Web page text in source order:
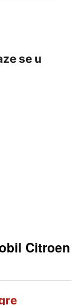
se u
Citroen